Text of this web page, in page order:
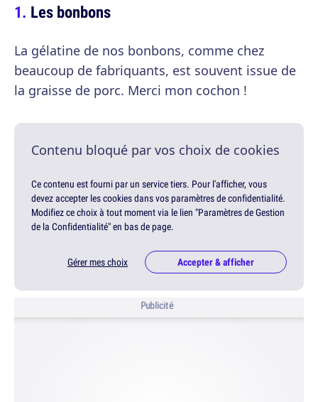
Les bonbons
La gélatine de nos bonbons, comme chez
beaucoup de fabriquants, est souvent issue de
la graisse de porc. Merci mon cochon !
Contenu bloqué par vos choix de cookies
Ce contenu est fourni par un service tiers. Pour l'afficher, vous
devez accepter les cookies dans vos paramètres de confidentialité.
Modifiez ce choix à tout moment via le lien "Paramètres de Gestion
de la Confidentialité" en bas de page.
Gérer mes choix Accepter & afficher
Publicité